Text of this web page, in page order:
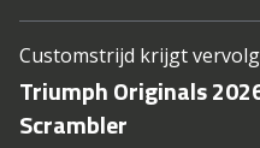
Customstrijd krijgt vervolg
Triumph Originals
Scrambler